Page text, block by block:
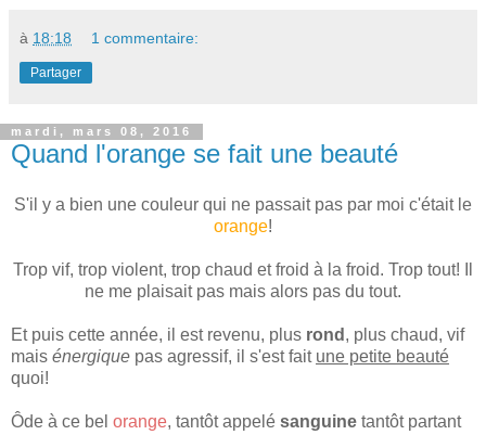
à 18:18 1 commentaire:
Partager
mardi, mars 08, 2016
Quand l'orange se fait une beauté
S'il y a bien une couleur qui ne passait pas par moi c'était le
orange!
Trop vif, trop violent, trop chaud et froid à la froid. Trop tout! Il
ne me plaisait pas mais alors pas du tout.
Et puis cette année, il est revenu, plus rond , plus chaud, vif
mais énergique pas agressif, il s'est fait une petite beauté
quoi!
Ôde à ce bel orange, tantôt appelé sanguine tantôt partant